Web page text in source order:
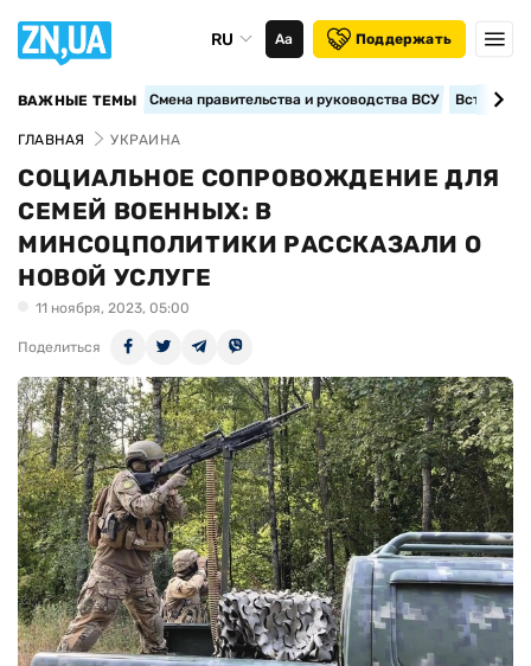
RU Аа Поддержать
ВАЖНЫЕ ТЕМЫ Смена правительства и руководства ВСУ
ГЛАВНАЯ УКРАИНА
СОЦИАЛЬНОЕ СОПРОВОЖДЕНИЕ ДЛЯ
СЕМЕЙ ВОЕННЫХ: В
МИНСОЦПОЛИТИКИ РАССКАЗАЛИ О
НОВОЙ УСЛУГЕ
11 ноября, 2023, 05:00
Поделиться